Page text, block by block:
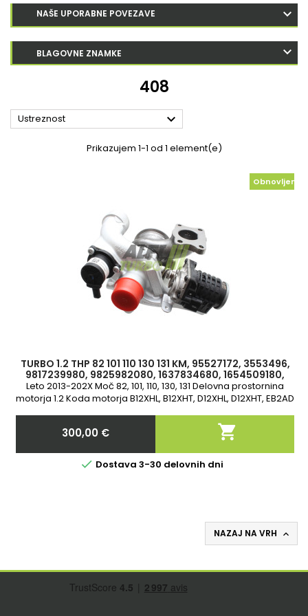
NAŠE UPORABNE POVEZAVE
BLAGOVNE ZNAMKE
408
Ustreznost 
Prikazujem 1-1 od 1 element(e)
Obnovljeno
TURBO 1.2 THP 82 101 110 130 131 KM, 95527172, 3553496,
9817239980, 9825982080, 1637834680, 1654509180,
9836081180
Leto 2013-202X Moč 82, 101, 110, 130, 131 Delovna prostornina
motorja 1.2 Koda motorja B12XHL, B12XHT, D12XHL, D12XHT, EB2AD
Cena
300,00 € 
 Dostava 3-30 delovnih dni
NAZAJ NA VRH 